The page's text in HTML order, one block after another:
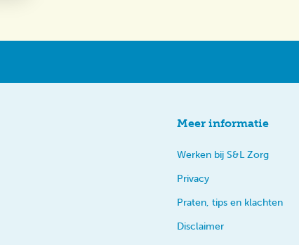
Meer informatie
Werken bij S&L Zorg
Privacy
Praten, tips en klachten
Disclaimer